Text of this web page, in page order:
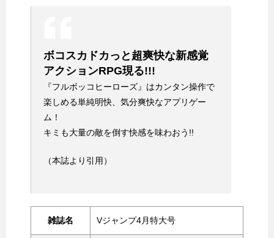
ボコスカドカっと超爽快な新感覚
アクションRPG現る!!!
『フルボッコヒーローズ』はカンタン操作で
楽しめる単純明快、気分爽快なアプリゲー
ム！
キミも大量の敵を倒す快感を味わおう!!
（本誌より引用）
雑誌名 Vジャンプ4月特大号